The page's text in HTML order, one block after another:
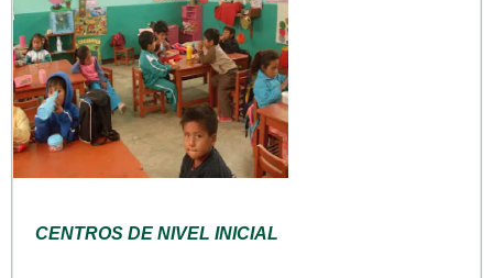
CENTROS DE NIVEL INICIAL